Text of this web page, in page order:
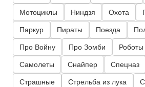
Мотоциклы Ниндзя Охота
Паркур Пираты Поезда
Про Войну Про Зомби Роботы
Самолеты Снайпер Спецназ
Страшные Стрельба из лука